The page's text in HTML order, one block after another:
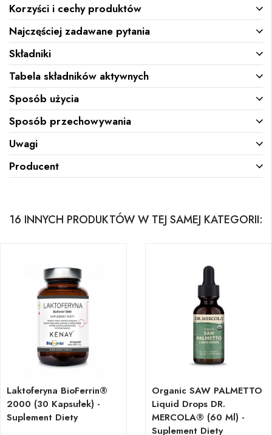
Korzyści i cechy produktów
Najczęściej zadawane pytania
Składniki
Tabela składników aktywnych
Sposób użycia
Sposób przechowywania
Uwagi
Producent
16 INNYCH PRODUKTÓW W TEJ SAMEJ KATEGORII:
Laktoferyna BioFerrin®
2000 (30 Kapsułek) -
Suplement Diety
Organic SAW PALMETTO
Liquid Drops DR.
MERCOLA® (60 Ml) -
Suplement Diety